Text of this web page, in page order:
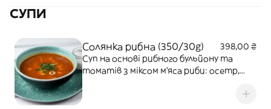
СУПИ
Солянка рибна (350/30g)
398,00 ₴
Суп на основі рибного бульйону та
томатів з міксом м'яса риби: осетр,
маринованих огірків, ріпчастої цибулі,